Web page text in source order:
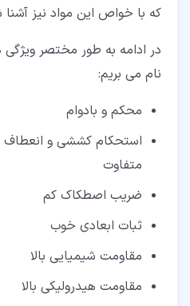
که با خواص این مواد نیز
در ادامه به طور مختصر
نام می بریم:
محکم و بادوام
استحکام کششی و انعطاف
متفاوت
ضریب اصطکاک کم
ثبات ابعادی خوب
مقاومت شیمیایی بالا
مقاومت هیدرولیکی بالا